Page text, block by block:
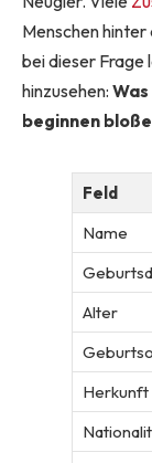
Menschen
bei dieser Frage
hinzusehen:
beginnen
Feld
Name
Alter
Herkunft